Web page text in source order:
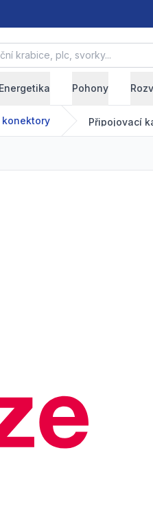
plc, svorky...
Energetika Pohony
konektory Připojovací